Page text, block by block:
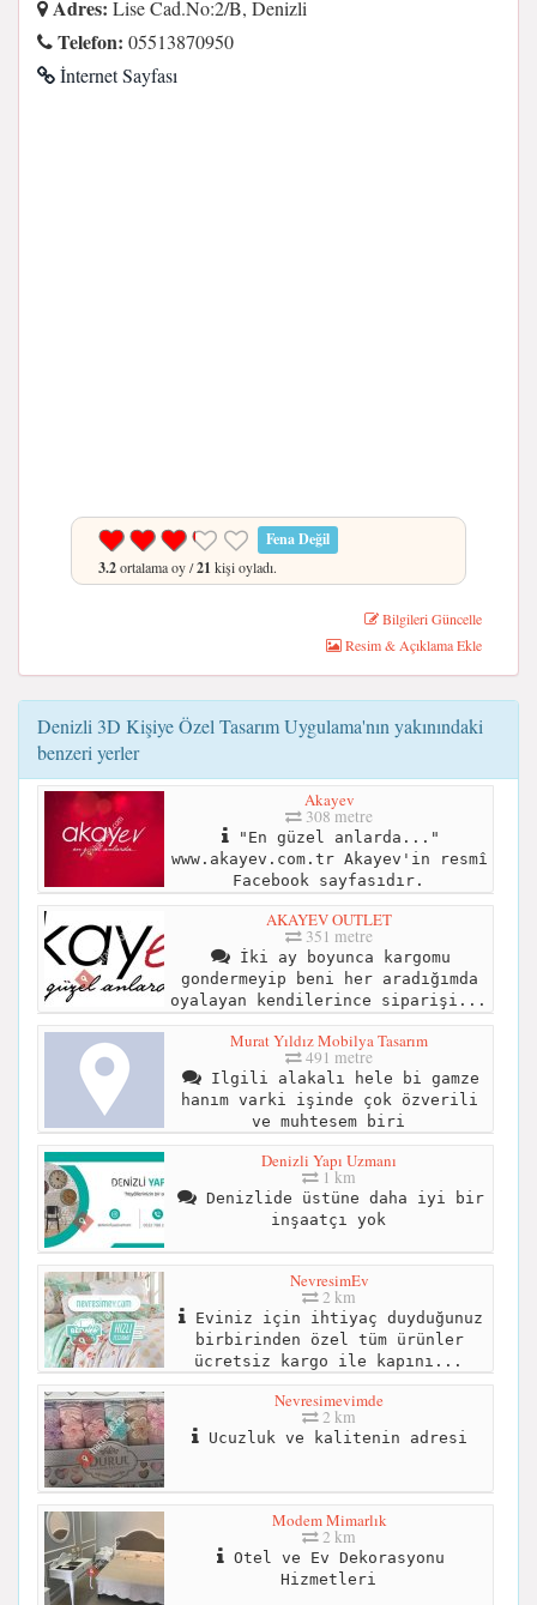
Adres: Lise Cad.No:2/B, Denizli
Telefon: 05513870950
İnternet Sayfası
Fena Değil
3.2ortalama oy /21 kişi oyladı.
Bilgileri Güncelle
Resim & Açıklama Ekle
Denizli 3D Kişiye Özel Tasarım Uygulama'nın yakınındaki
benzeri yerler
Akayev
308 metre
"En güzel anlarda..."
www.akayev.com.tr Akayev'in resmî
Facebook sayfasıdır.
AKAYEV OUTLET
351 metre
İki ay boyunca kargomu
gondermeyip beni her aradığımda
oyalayan kendilerince siparişi...
Murat Yıldız Mobilya Tasarım
491 metre
Ilgili alakalı hele bi gamze
hanım varki işinde çok özverili
ve muhtesem biri
Denizli Yapı Uzmanı
1 km
Denizlide üstüne daha iyi bir
inşaatçı yok
NevresimEv
2 km
Eviniz için ihtiyaç duyduğunuz
birbirinden özel tüm ürünler
ücretsiz kargo ile kapını...
Nevresimevimde
2 km
Ucuzluk ve kalitenin adresi
Modem Mimarlık
2 km
Otel ve Ev Dekorasyonu
Hizmetleri